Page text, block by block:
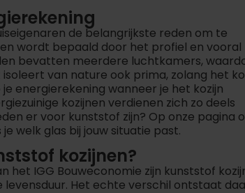
de belangrijkste reden om te
wordt bepaald door het profiel en vooral
bevatten meerdere luchtkamers,
van nature ook prima, zolang het
energierekening wanneer je het kozijn
kozijnen verdienen zich zo deels
er voor kunststof zijn? Op onze pagina
je welk glas bij jouw situatie past.
kozijnen?
het IGG Bouweconomie zijn kunststof
Het echte verschil ontstaat